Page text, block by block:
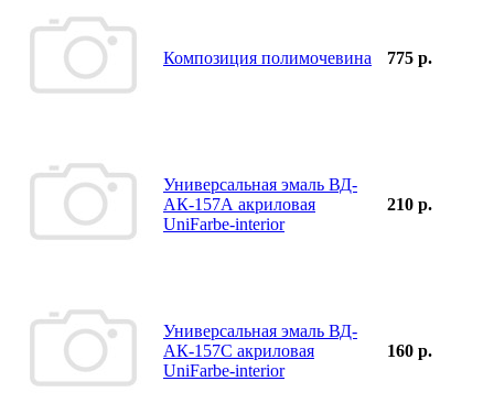
Композиция полимочевина 775 р.
Универсальная эмаль ВД-
АК-157А акриловая
UniFarbe-interior
210 р.
Универсальная эмаль ВД-
АК-157С акриловая
UniFarbe-interior
160 р.